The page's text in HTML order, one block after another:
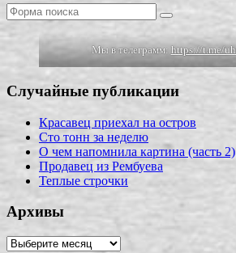
Поиск
Мы в телеграмм: https://t.me/
Случайные публикации
Красавец приехал на остров
Сто тонн за неделю
О чем напомнила картина (часть 2)
Продавец из Рембуева
Теплые строчки
Архивы
Архивы